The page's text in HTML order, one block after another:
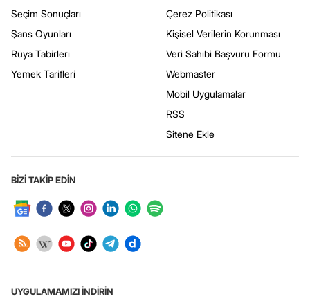
Seçim Sonuçları
Şans Oyunları
Rüya Tabirleri
Yemek Tarifleri
Çerez Politikası
Kişisel Verilerin Korunması
Veri Sahibi Başvuru Formu
Webmaster
Mobil Uygulamalar
RSS
Sitene Ekle
BİZİ TAKİP EDİN
UYGULAMAMIZI İNDİRİN